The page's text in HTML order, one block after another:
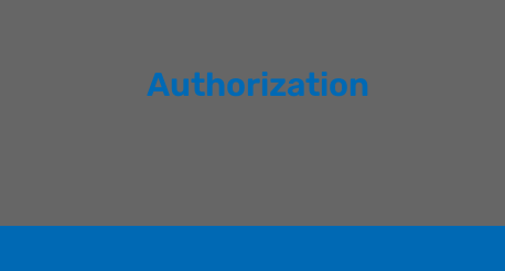
Authorization